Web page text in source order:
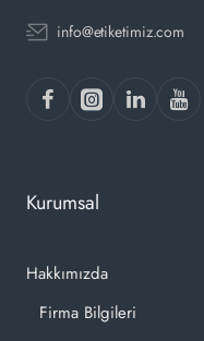
info@etiketimiz.com
Kurumsal
Hakkımızda
Firma Bilgileri